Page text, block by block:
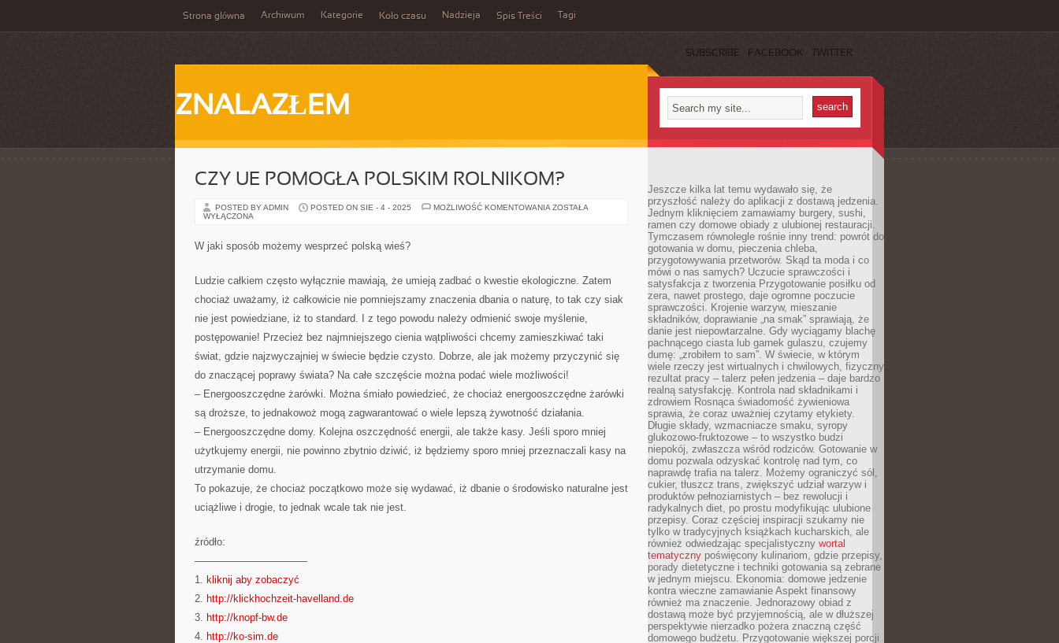
Strona główna Archiwum Kategorie Koło czasu Nadzieja Spis Treści Tagi
SUBSCRIBE FACEBOOK TWITTER
ZNALAZŁEM
CZY UE POMOGŁA POLSKIM ROLNIKOM?
POSTED BY ADMIN POSTED ON SIE - 4 - 2025 MOŻLIWOŚĆ KOMENTOWANIA CZY
ZOSTAŁA
WYŁĄCZONA
W jaki sposób możemy wesprzeć polską wieś?
Ludzie całkiem często wyłącznie mawiają, że umieją zadbać o kwestie ekologiczne. Zatem
chociaż uważamy, iż całkowicie nie pomniejszamy znaczenia dbania o naturę, to tak czy siak
nie jest powiedziane, iż to standard. I z tego powodu należy odmienić swoje myślenie,
postępowanie! Przecież bez najmniejszego cienia wątpliwości chcemy zamieszkiwać taki
świat, gdzie najzwyczajniej w świecie będzie czysto. Dobrze, ale jak możemy przyczynić się
do znaczącej poprawy świata? Na całe szczęście można podać wiele możliwości!
– Energooszczędne żarówki. Można śmiało powiedzieć, że chociaż energooszczędne żarówki
są droższe, to jednakowoż mogą zagwarantować o wiele lepszą żywotność działania.
– Energooszczędne domy. Kolejna oszczędność energii, ale także kasy. Jeśli sporo mniej
użytkujemy energii, nie powinno zbytnio dziwić, iż będziemy sporo mniej przeznaczali kasy na
utrzymanie domu.
To pokazuje, że chociaż początkowo może się wydawać, iż dbanie o środowisko naturalne jest
uciążliwe i drogie, to jednak wcale tak nie jest.
źródło:
———————————
1. kliknij aby zobaczyć
2. http://klickhochzeit-havelland.de
3. http://knopf-bw.de
4. http://ko-sim.de
Jeszcze kilka lat temu wydawało się, że
przyszłość należy do aplikacji z dostawą jedzenia.
Jednym kliknięciem zamawiamy burgery, sushi,
ramen czy domowe obiady z ulubionej restauracji.
Tymczasem równolegle rośnie inny trend: powrót do
gotowania w domu, pieczenia chleba,
przygotowywania przetworów. Skąd ta moda i co
mówi o nas samych? Uczucie sprawczości i
satysfakcja z tworzenia Przygotowanie posiłku od
zera, nawet prostego, daje ogromne poczucie
sprawczości. Krojenie warzyw, mieszanie
składników, doprawianie „na smak” sprawiają, że
danie jest niepowtarzalne. Gdy wyciągamy blachę
pachnącego ciasta lub garnek gulaszu, czujemy
dumę: „zrobiłem to sam”. W świecie, w którym
wiele rzeczy jest wirtualnych i chwilowych, fizyczny
rezultat pracy – talerz pełen jedzenia – daje bardzo
realną satysfakcję. Kontrola nad składnikami i
zdrowiem Rosnąca świadomość żywieniowa
sprawia, że coraz uważniej czytamy etykiety.
Długie składy, wzmacniacze smaku, syropy
glukozowo-fruktozowe – to wszystko budzi
niepokój, zwłaszcza wśród rodziców. Gotowanie w
domu pozwala odzyskać kontrolę nad tym, co
naprawdę trafia na talerz. Możemy ograniczyć sól,
cukier, tłuszcz trans, zwiększyć udział warzyw i
produktów pełnoziarnistych – bez rewolucji i
radykalnych diet, po prostu modyfikując ulubione
przepisy. Coraz częściej inspiracji szukamy nie
tylko w tradycyjnych książkach kucharskich, ale
również odwiedzając specjalistyczny wortal
tematyczny poświęcony kulinariom, gdzie przepisy,
porady dietetyczne i techniki gotowania są zebrane
w jednym miejscu. Ekonomia: domowe jedzenie
kontra wieczne zamawianie Aspekt finansowy
również ma znaczenie. Jednorazowy obiad z
dostawą może być przyjemnością, ale w dłuższej
perspektywie nierzadko pożera znaczną część
domowego budżetu. Przygotowanie większej porcji